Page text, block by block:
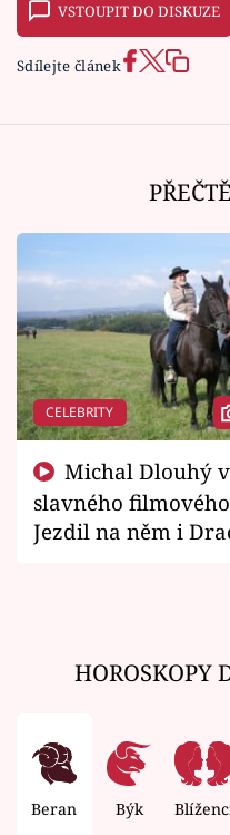
VSTOUPIT DO DISKUZE
Sdílejte článek
CELEBRITY
slavného
Jezdil na něm i
HOROSKOPY
Beran Býk